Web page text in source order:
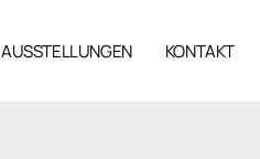
AUSSTELLUNGEN KONTAKT